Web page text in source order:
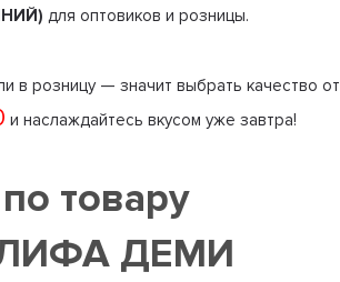
для оптовиков и розницы.
в розницу — значит выбрать качество от
и наслаждайтесь вкусом уже завтра!
товару
(ЛИФА ДЕМИ